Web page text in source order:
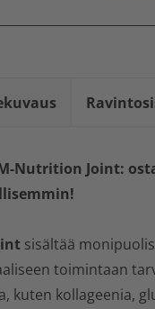
Nutrition Joint:
sisältää
toimintaan
kuten kollageenia,